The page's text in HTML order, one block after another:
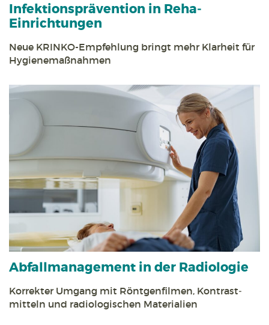
Infektions­prävention in Reha­
Einrichtungen
Neue KRINKO-Empfehlung bringt mehr Klarheit für
Hygiene­maßnahmen
Abfall­management in der Radiologie
Korrekter Umgang mit Röntgen­filmen, Kontrast­
mitteln und radiologischen Materialien